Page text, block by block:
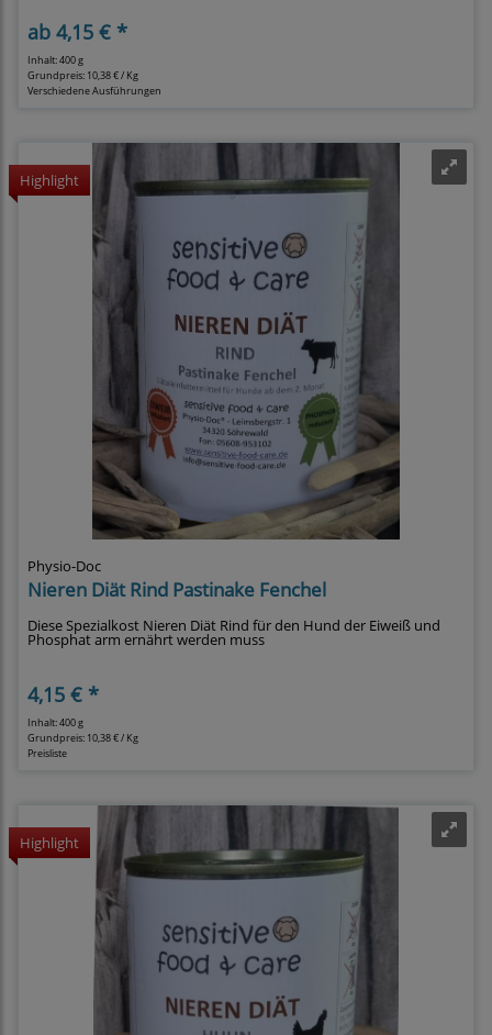
ab 4,15 € *
Inhalt: 400 g
Grundpreis: 10,38 € / Kg
Verschiedene Ausführungen
Highlight
Physio-Doc
Nieren Diät Rind Pastinake Fenchel
Diese Spezialkost Nieren Diät Rind für den Hund der Eiweiß und
Phosphat arm ernährt werden muss
4,15 € *
Inhalt: 400 g
Grundpreis: 10,38 € / Kg
Preisliste
Highlight